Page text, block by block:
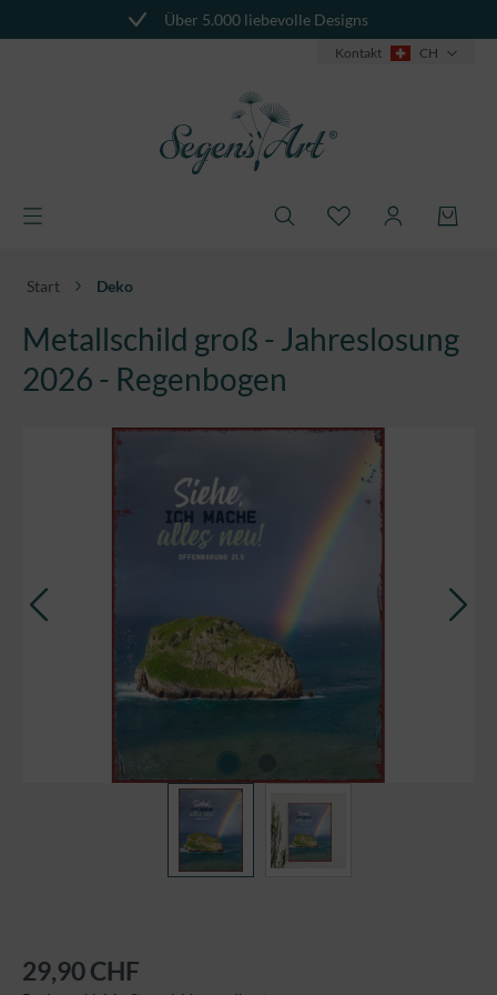
Über 5.000 liebevolle Designs
Kontakt CH
Start Deko
Metallschild groß - Jahreslosung
2026 - Regenbogen
Bildergalerie überspringen
29,90 CHF